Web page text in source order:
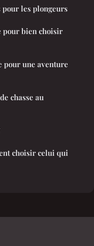
les plongeurs
pour bien choisir
pour une aventure
chasse au
choisir celui qui